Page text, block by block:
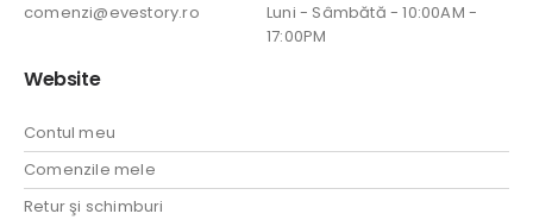
comenzi@evestory.ro
Luni - Sâmbătă - 10:00AM -
17:00PM
Website
Contul meu
Comenzile mele
Retur şi schimburi